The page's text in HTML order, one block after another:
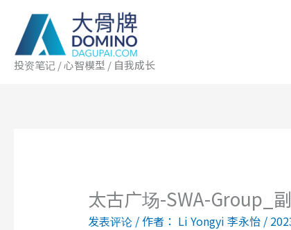
投资笔记 / 心智模型 / 自我成长
太古广场-SWA-Group_
发表评论 / 作者： Li Yongyi 李永怡 /